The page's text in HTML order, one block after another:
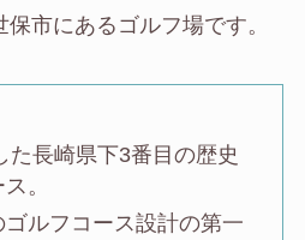
市にあるゴルフ場です。
た長崎県下3番目の歴史
。
ルフコース設計の第一